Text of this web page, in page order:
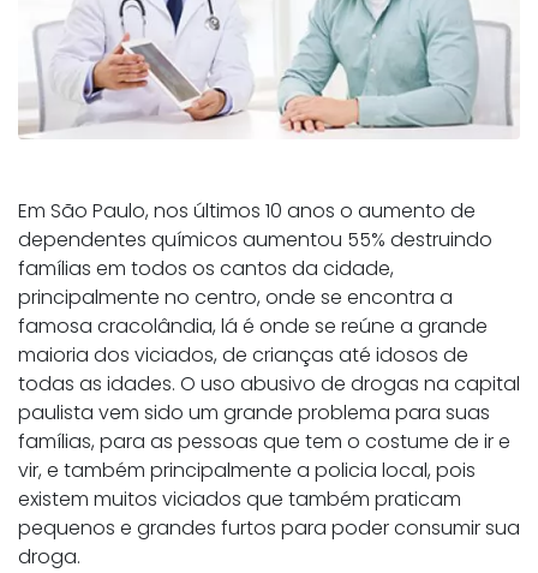
Em São Paulo, nos últimos 10 anos o aumento de
dependentes químicos aumentou 55% destruindo
famílias em todos os cantos da cidade,
principalmente no centro, onde se encontra a
famosa cracolândia, lá é onde se reúne a grande
maioria dos viciados, de crianças até idosos de
todas as idades. O uso abusivo de drogas na capital
paulista vem sido um grande problema para suas
famílias, para as pessoas que tem o costume de ir e
vir, e também principalmente a policia local, pois
existem muitos viciados que também praticam
pequenos e grandes furtos para poder consumir sua
droga.